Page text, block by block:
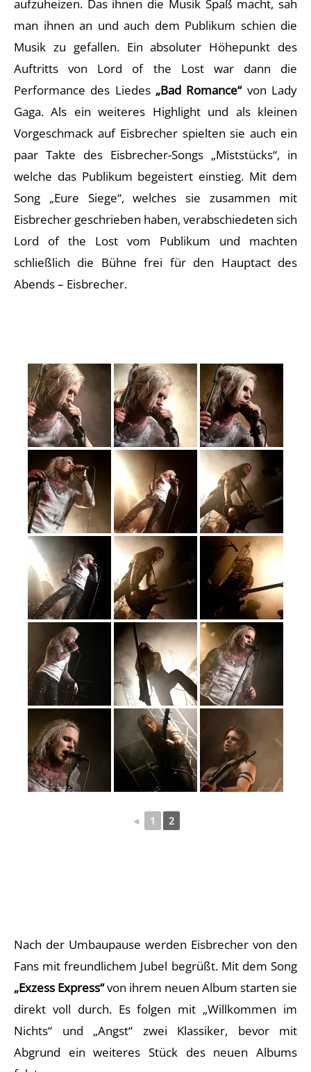
aufzuheizen. Das ihnen die Musik Spaß macht, sah
man ihnen an und auch dem Publikum schien die
Musik zu gefallen. Ein absoluter Höhepunkt des
Auftritts von Lord of the Lost war dann die
Performance des Liedes „Bad Romance“von Lady
Gaga. Als ein weiteres Highlight und als kleinen
Vorgeschmack auf Eisbrecher spielten sie auch ein
paar Takte des Eisbrecher-Songs „Miststücks“, in
welche das Publikum begeistert einstieg. Mit dem
Song „Eure Siege“, welches sie zusammen mit
Eisbrecher geschrieben haben, verabschiedeten sich
Lord of the Lost vom Publikum und machten
schließlich die Bühne frei für den Hauptact des
Abends – Eisbrecher.
◄ 1 2
Nach der Umbaupause werden Eisbrecher von den
Fans mit freundlichem Jubel begrüßt. Mit dem Song
„Exzess Express“von ihrem neuen Album starten sie
direkt voll durch. Es folgen mit „Willkommen im
Nichts“ und „Angst“ zwei Klassiker, bevor mit
Abgrund ein weiteres Stück des neuen Albums